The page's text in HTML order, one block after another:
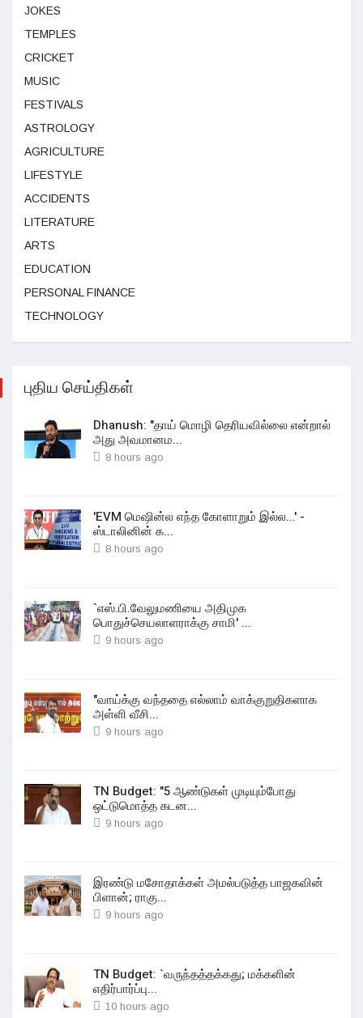
JOKES
TEMPLES
CRICKET
MUSIC
FESTIVALS
ASTROLOGY
AGRICULTURE
LIFESTYLE
ACCIDENTS
LITERATURE
ARTS
EDUCATION
PERSONAL FINANCE
TECHNOLOGY
புதிய செய்திகள்
Dhanush: "தாய் மொழி தெரியவில்லை என்றால்
அது அவமானம...
8 hours ago
'EVM மெஷின்ல எந்த கோளாறும் இல்ல...' -
ஸ்டாலினின் க...
8 hours ago
`எஸ்.பி.வேலுமணியை அதிமுக
பொதுச்செயலாளராக்கு சாமி' ...
9 hours ago
"வாய்க்கு வந்ததை எல்லாம் வாக்குறுதிகளாக
அள்ளி வீசி...
9 hours ago
TN Budget: "5 ஆண்டுகள் முடியும்போது
ஒட்டுமொத்த கடன...
9 hours ago
இரண்டு மசோதாக்கள் அமல்படுத்த பாஜகவின்
பிளான்; ராகு...
9 hours ago
TN Budget: `வருந்தத்தக்கது; மக்களின்
எதிர்பார்ப்பு...
10 hours ago